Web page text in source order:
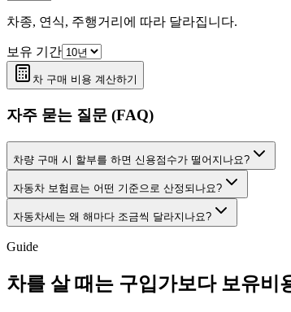
차종, 연식, 주행거리에 따라 달라집니다.
보유 기간
차 구매 비용 계산하기
자주 묻는 질문 (FAQ)
차량 구매 시 할부를 하면 신용점수가 떨어지나요?
자동차 보험료는 어떤 기준으로 산정되나요?
자동차세는 왜 해마다 조금씩 달라지나요?
Guide
차를 살 때는 구입가보다 보유비